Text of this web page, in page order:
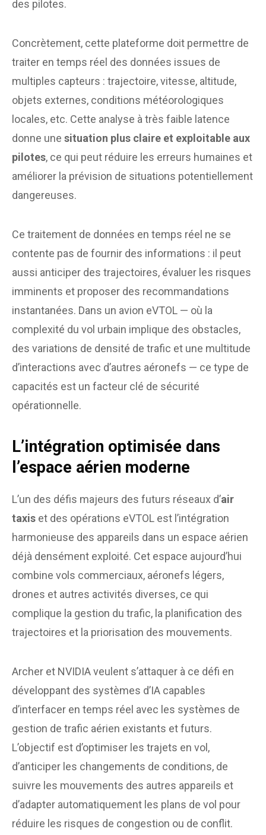
des pilotes.
Concrètement, cette plateforme doit permettre de
traiter en temps réel des données issues de
multiples capteurs : trajectoire, vitesse, altitude,
objets externes, conditions météorologiques
locales, etc. Cette analyse à très faible latence
donne une situation plus claire et exploitable aux
pilotes, ce qui peut réduire les erreurs humaines et
améliorer la prévision de situations potentiellement
dangereuses.
Ce traitement de données en temps réel ne se
contente pas de fournir des informations : il peut
aussi anticiper des trajectoires, évaluer les risques
imminents et proposer des recommandations
instantanées. Dans un avion eVTOL — où la
complexité du vol urbain implique des obstacles,
des variations de densité de trafic et une multitude
d’interactions avec d’autres aéronefs — ce type de
capacités est un facteur clé de sécurité
opérationnelle.
L’intégration optimisée dans
l’espace aérien moderne
L’un des défis majeurs des futurs réseaux d’air
taxis et des opérations eVTOL est l’intégration
harmonieuse des appareils dans un espace aérien
déjà densément exploité. Cet espace aujourd’hui
combine vols commerciaux, aéronefs légers,
drones et autres activités diverses, ce qui
complique la gestion du trafic, la planification des
trajectoires et la priorisation des mouvements.
Archer et NVIDIA veulent s’attaquer à ce défi en
développant des systèmes d’IA capables
d’interfacer en temps réel avec les systèmes de
gestion de trafic aérien existants et futurs.
L’objectif est d’optimiser les trajets en vol,
d’anticiper les changements de conditions, de
suivre les mouvements des autres appareils et
d’adapter automatiquement les plans de vol pour
réduire les risques de congestion ou de conflit.